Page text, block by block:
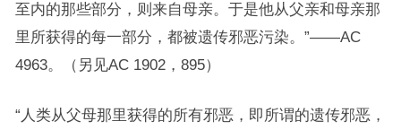
至内的那些部分，则来自母亲。于是他从父亲和母亲那
里所获得的每一部分，都被遗传邪恶污染。”——AC
4963。（另见AC 1902，895）
“人类从父母那里获得的所有邪恶，即所谓的遗传邪恶，